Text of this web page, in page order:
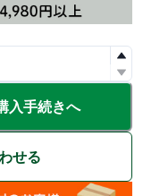
入手続きへ
せる